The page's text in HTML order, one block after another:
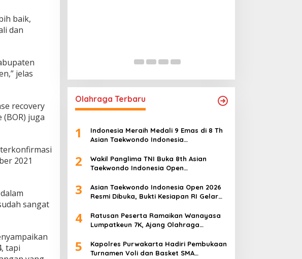
baik,
dan
jelas
recovery
juga
2021
sangat
tapi
Olahraga Terbaru
1
Indonesia Meraih Medali 9 Emas di 8 Th
Asian Taekwondo Indonesia
2
Wakil Panglima TNI Buka 8th Asian
Taekwondo Indonesia Open
3
Asian Taekwondo Indonesia Open 2026
Resmi Dibuka, Bukti Kesiapan RI Gelar
4
Ratusan Peserta Ramaikan Wanayasa
Lumpatkeun 7K, Ajang Olahraga
5
Kapolres Purwakarta Hadiri Pembukaan
Turnamen Voli dan Basket SMA